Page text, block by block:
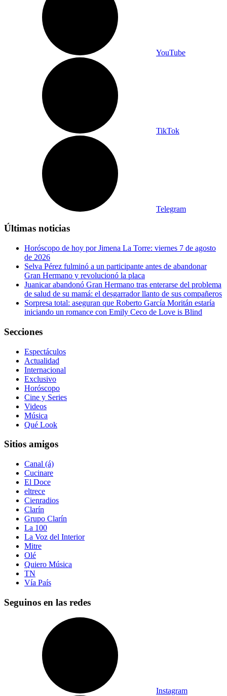
YouTube
TikTok
Telegram
Últimas noticias
Horóscopo de hoy por Jimena La Torre: viernes 7 de agosto
de 2026
Selva Pérez fulminó a un participante antes de abandonar
Gran Hermano y revolucionó la placa
Juanicar abandonó Gran Hermano tras enterarse del problema
de salud de su mamá: el desgarrador llanto de sus compañeros
Sorpresa total: aseguran que Roberto García Moritán estaría
iniciando un romance con Emily Ceco de Love is Blind
Secciones
Espectáculos
Actualidad
Internacional
Exclusivo
Horóscopo
Cine y Series
Videos
Música
Qué Look
Sitios amigos
Canal (á)
Cucinare
El Doce
eltrece
Cienradios
Clarín
Grupo Clarín
La 100
La Voz del Interior
Mitre
Olé
Quiero Música
TN
Vía País
Seguinos en las redes
Instagram